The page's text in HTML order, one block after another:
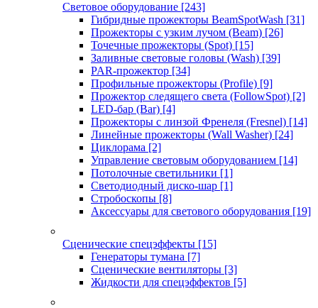
Световое оборудование [243]
Гибридные прожекторы BeamSpotWash [31]
Прожекторы с узким лучом (Beam) [26]
Точечные прожекторы (Spot) [15]
Заливные световые головы (Wash) [39]
PAR-прожектор [34]
Профильные прожекторы (Profile) [9]
Прожектор следящего света (FollowSpot) [2]
LED-бар (Bar) [4]
Прожекторы с линзой Френеля (Fresnel) [14]
Линейные прожекторы (Wall Washer) [24]
Циклорама [2]
Управление световым оборудованием [14]
Потолочные светильники [1]
Светодиодный диско-шар [1]
Стробоскопы [8]
Аксессуары для светового оборудования [19]
Сценические спецэффекты [15]
Генераторы тумана [7]
Сценические вентиляторы [3]
Жидкости для спецэффектов [5]